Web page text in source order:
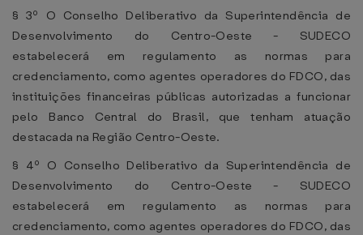
§ 3º O Conselho Deliberativo da Superintendência de
Desenvolvimento do Centro-Oeste - SUDECO
estabelecerá em regulamento as normas para
credenciamento, como agentes operadores do FDCO, das
instituições financeiras públicas autorizadas a funcionar
pelo Banco Central do Brasil, que tenham atuação
destacada na Região Centro-Oeste.
§ 4º O Conselho Deliberativo da Superintendência de
Desenvolvimento do Centro-Oeste - SUDECO
estabelecerá em regulamento as normas para
credenciamento, como agentes operadores do FDCO, das